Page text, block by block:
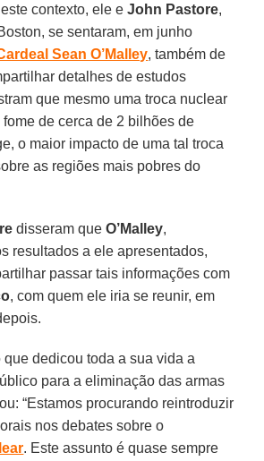
contexto, ele eJohn Pastore,
se sentaram, em junho
Sean O’Malley, também de
detalhes de estudos
que mesmo uma troca nuclear
fome de cerca de 2 bilhões de
o maior impacto de uma tal troca
as regiões mais pobres do
disseram queO’Malley,
resultados a ele apresentados,
passar tais informações com
, com quem ele iria se reunir, em
que dedicou toda a sua vida a
para a eliminação das armas
“Estamos procurando reintroduzir
nos debates sobre o
. Este assunto é quase sempre